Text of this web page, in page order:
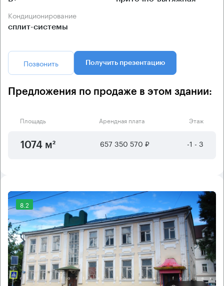
Кондиционирование
сплит-системы
Позвонить Получить презентацию
Предложения по продаже в этом здании:
Площадь Арендная плата Этаж
1074 м² 657 350 570 ₽ -1 - 3
8.2